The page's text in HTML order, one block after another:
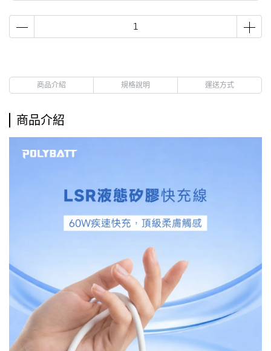
商品介紹 規格說明 運送方式
商品介紹